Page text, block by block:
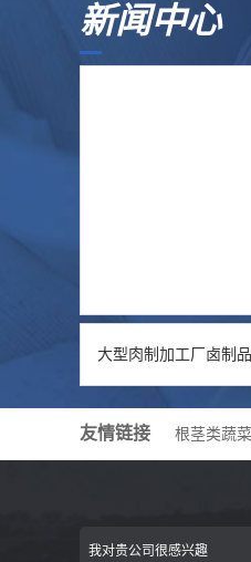
新闻中心
大型肉制加工厂卤制
友情链接 根茎类蔬